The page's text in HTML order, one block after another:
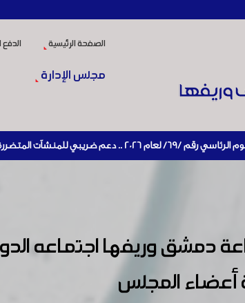
الصفحة الرئيسية
مجلس الإدارة
مسار التعافي الاقتصادي وإعادة تنشيط الإنتاج
دمشق وريفها اجتماعه
أعضاء المجلس